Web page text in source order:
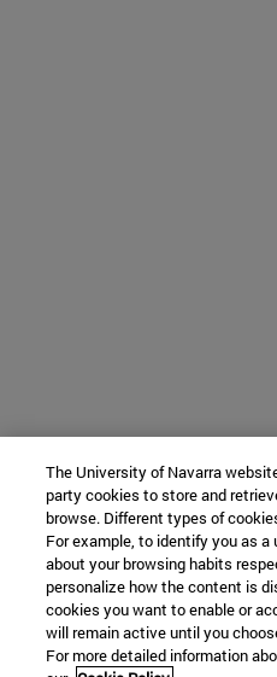
The University of Navarra
party cookies to store and
browse. Different types of
For example, to identify you as a
about your browsing habits
personalize how the content is
cookies you want to enable or
will remain active until you
For more detailed information